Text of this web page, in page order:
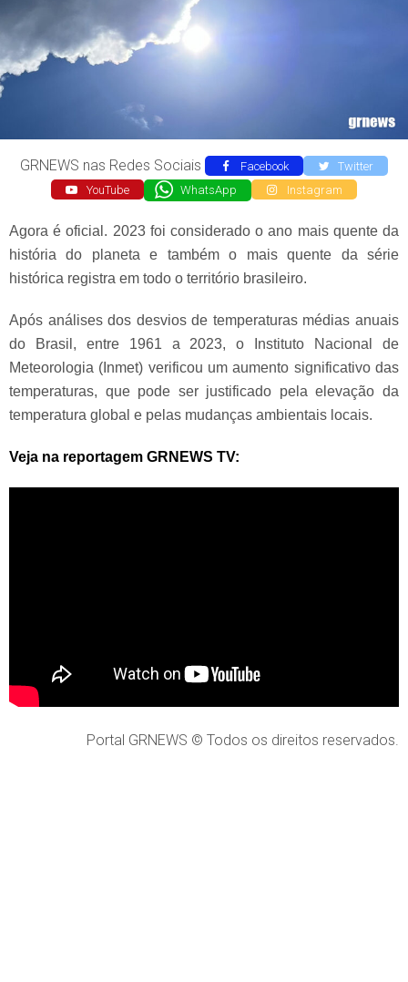
GRNEWS nas Redes Sociais Facebook
Twitter
YouTube
WhatsApp Instagram
Agora é oficial. 2023 foi considerado o ano mais quente da
história do planeta e também o mais quente da série
histórica registra em todo o território brasileiro.
Após análises dos desvios de temperaturas médias anuais
do Brasil, entre 1961 a 2023, o Instituto Nacional de
Meteorologia (Inmet) verificou um aumento significativo das
temperaturas, que pode ser justificado pela elevação da
temperatura global e pelas mudanças ambientais locais.
Veja na reportagem GRNEWS TV:
Portal GRNEWS © Todos os direitos reservados.